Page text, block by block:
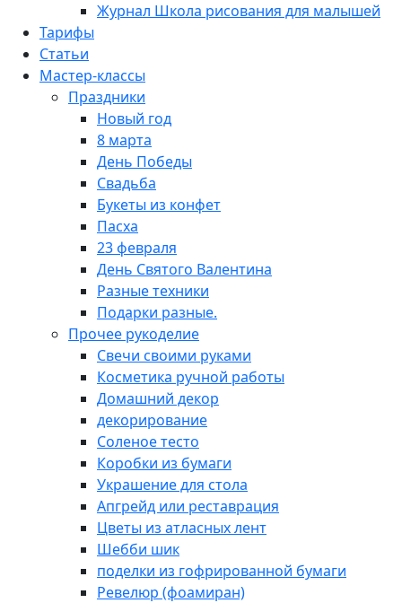
Журнал Школа рисования для малышей
Тарифы
Статьи
Мастер-классы
Праздники
Новый год
8 марта
День Победы
Свадьба
Букеты из конфет
Пасха
23 февраля
День Святого Валентина
Разные техники
Подарки разные.
Прочее рукоделие
Свечи своими руками
Косметика ручной работы
Домашний декор
декорирование
Соленое тесто
Коробки из бумаги
Украшение для стола
Апгрейд или реставрация
Цветы из атласных лент
Шебби шик
поделки из гофрированной бумаги
Ревелюр (фоамиран)